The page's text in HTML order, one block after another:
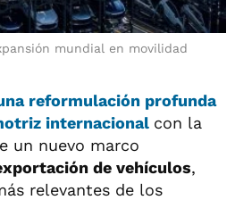
mundial en movilidad
reformulación profunda
internacional con la
un nuevo marco
de vehículos,
relevantes de los